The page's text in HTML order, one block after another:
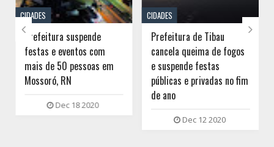
CIDADES
Prefeitura suspende
festas e eventos com
mais de 50 pessoas em
Mossoró, RN
Dec 18 2020
CIDADES
Prefeitura de Tibau
cancela queima de fogos
e suspende festas
públicas e privadas no fim
de ano
Dec 12 2020

